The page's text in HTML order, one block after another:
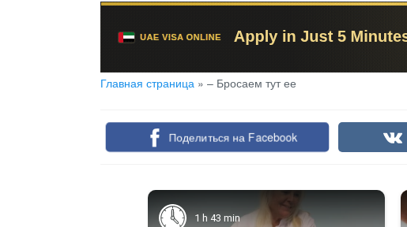
Главная страница » – Бросаем тут ее
Поделиться на Facebook
1 h 43 min